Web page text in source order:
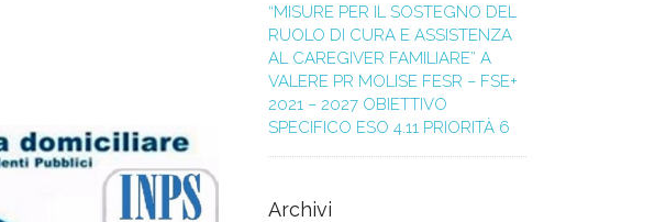
“MISURE PER IL SOSTEGNO DEL
RUOLO DI CURA E ASSISTENZA
AL CAREGIVER FAMILIARE” A
VALERE PR MOLISE FESR – FSE+
2021 – 2027 OBIETTIVO
SPECIFICO ESO 4.11 PRIORITÀ 6
Archivi